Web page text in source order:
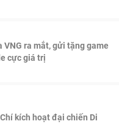
VNG ra mắt, gửi tặng game
cực giá trị
kích hoạt đại chiến Di